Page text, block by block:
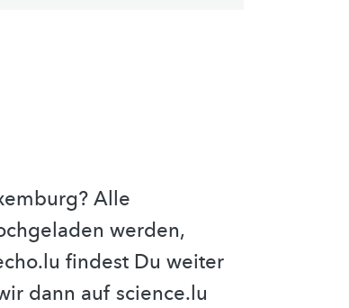
Alle
werden,
findest Du weiter
dann auf science.lu